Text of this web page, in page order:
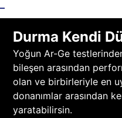
Durma Kendi
Yoğun Ar-Ge
bileşen arasından
olan ve birbirleriyle en
donanımlar arasından
yaratabilirsin.